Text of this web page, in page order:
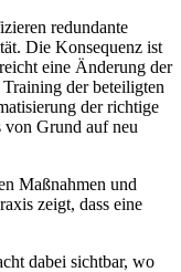
redundante
Die Konsequenz ist
eine Änderung der
der beteiligten
der richtige
von Grund auf neu
Maßnahmen und
zeigt, dass eine
dabei sichtbar, wo